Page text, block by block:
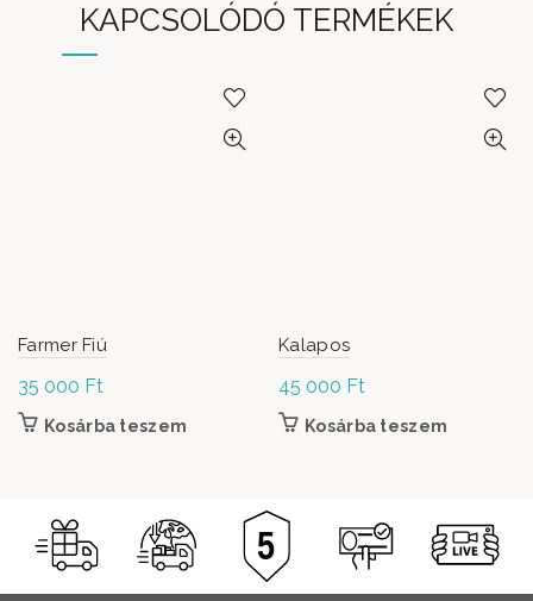
KAPCSOLÓDÓ TERMÉKEK
Farmer Fiú
35 000 Ft
Kosárba teszem
Kalapos
45 000 Ft
Kosárba teszem